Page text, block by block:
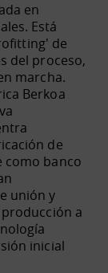
en
Está
de
del proceso,
marcha.
Berkoa
de
como banco
unión y
a
inicial